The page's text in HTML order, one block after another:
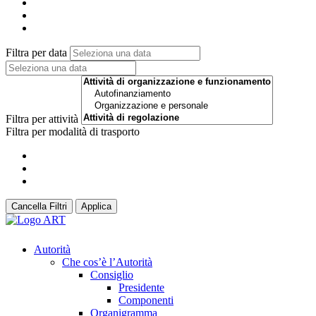
Filtra per data
Filtra per attività
Filtra per modalità di trasporto
Cancella Filtri Applica
Autorità
Che cos’è l’Autorità
Consiglio
Presidente
Componenti
Organigramma